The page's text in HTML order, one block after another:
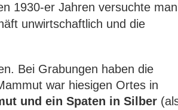
1930-er Jahren versuchte man
unwirtschaftlich und die
Bei Grabungen haben die
war hiesigen Ortes in
und ein Spaten in Silber